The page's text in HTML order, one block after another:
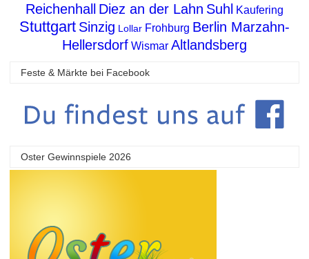
Reichenhall Diez an der Lahn Suhl Kaufering
Stuttgart Sinzig Lollar Frohburg Berlin Marzahn-
Hellersdorf Wismar Altlandsberg
Feste & Märkte bei Facebook
Oster Gewinnspiele 2026